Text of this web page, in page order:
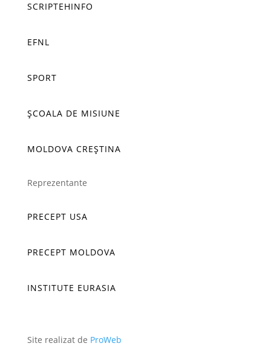
SCRIPTEHINFO
EFNL
SPORT
ȘCOALA DE MISIUNE
MOLDOVA CREȘTINA
Reprezentante
PRECEPT USA
PRECEPT MOLDOVA
INSTITUTE EURASIA
Site realizat de ProWeb